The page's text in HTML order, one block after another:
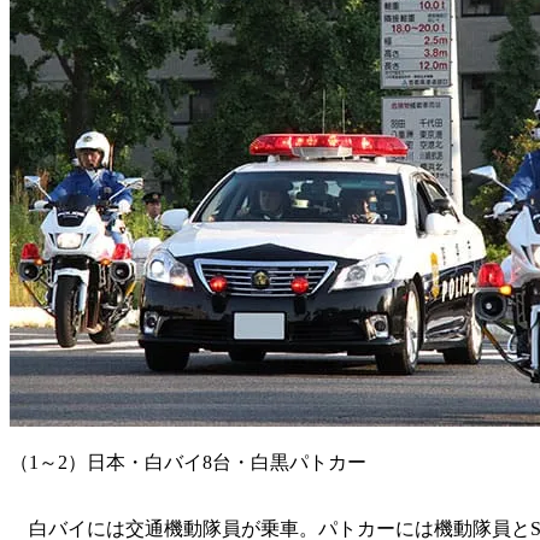
（1～2）日本・白バイ8台・白黒パトカー
白バイには交通機動隊員が乗車。パトカーには機動隊員と